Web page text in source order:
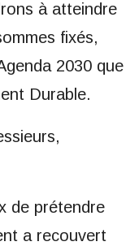
à atteindre
fixés,
2030 que
Durable.
de prétendre
a recouvert